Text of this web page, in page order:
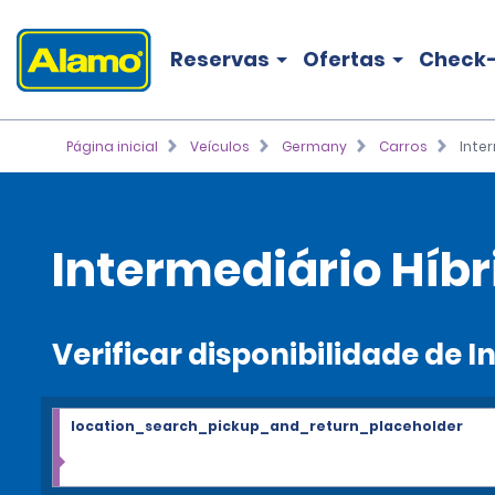
Reservas Ofertas
Página inicial Veículos Germany Carros
Intermediário
Verificar disponibilidade de
location_search_pickup_and_return_placeholder